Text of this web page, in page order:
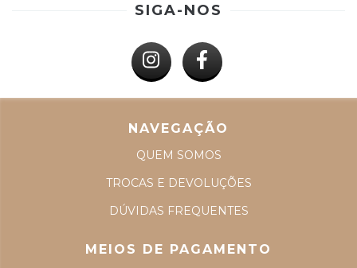
SIGA-NOS
NAVEGAÇÃO
QUEM SOMOS
TROCAS E DEVOLUÇÕES
DÚVIDAS FREQUENTES
MEIOS DE PAGAMENTO